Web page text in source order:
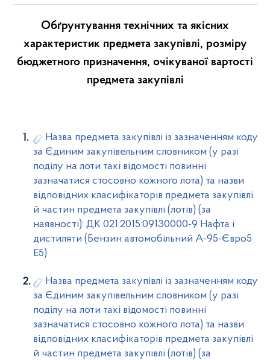
Обґрунтування технічних та якісних
характеристик предмета закупівлі, розміру
бюджетного призначення, очікуваної вартості
предмета закупівлі
Назва предмета закупівлі із зазначенням коду
за Єдиним закупівельним словником (у разі
поділу на лоти такі відомості повинні
зазначатися стосовно кожного лота) та назви
відповідних класифікаторів предмета закупівлі
й частин предмета закупівлі (лотів) (за
наявності): ДК 021:2015:09130000-9 Нафта і
дистиляти (Бензин автомобільний А-95-Євро5
Е5)
Назва предмета закупівлі із зазначенням коду
за Єдиним закупівельним словником (у разі
поділу на лоти такі відомості повинні
зазначатися стосовно кожного лота) та назви
відповідних класифікаторів предмета закупівлі
й частин предмета закупівлі (лотів) (за